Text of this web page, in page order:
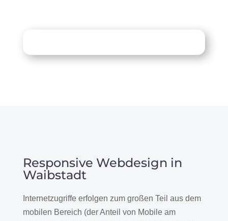
Responsive Webdesign in
Waibstadt
Internetzugriffe erfolgen zum großen Teil aus dem
mobilen Bereich (der Anteil von Mobile am